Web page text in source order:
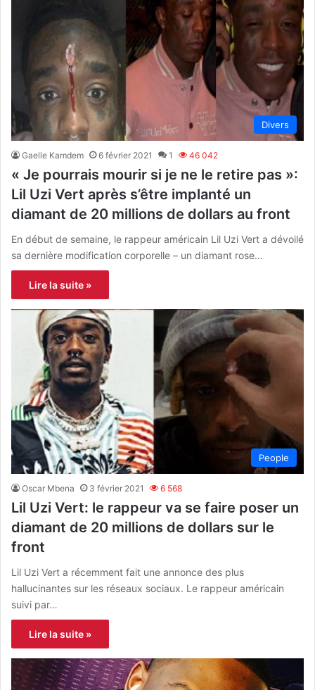
Divers
Gaelle Kamdem 6 février 2021 1 46 042
« Je pourrais mourir si je ne le retire pas »:
Lil Uzi Vert après s’être implanté un
diamant de 20 millions de dollars au front
En début de semaine, le rappeur américain Lil Uzi Vert a dévoilé
sa dernière modification corporelle – un diamant rose…
Lire la suite »
People
Oscar Mbena 3 février 2021 6 568
Lil Uzi Vert: le rappeur va se faire poser un
diamant de 20 millions de dollars sur le
front
Lil Uzi Vert a récemment fait une annonce des plus
hallucinantes sur les réseaux sociaux. Le rappeur américain
suivi par…
Lire la suite »